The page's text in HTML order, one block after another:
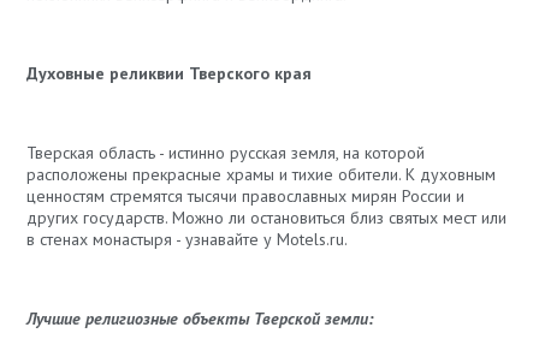
Духовные реликвии Тверского края
Тверская область - истинно русская земля, на которой
расположены прекрасные храмы и тихие обители. К духовным
ценностям стремятся тысячи православных мирян России и
других государств. Можно ли остановиться близ святых мест или
в стенах монастыря - узнавайте у Motels.ru.
Лучшие религиозные объекты Тверской земли: